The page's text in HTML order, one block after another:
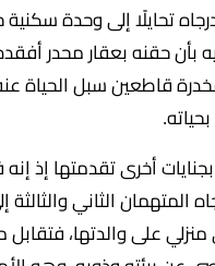
تحايلًا إلى وحدة سكنية
بأن حقنه بعقار محدر
قاطعين سبل الحياة
أخرى تقدمتها إذ
المتهمان الثاني
على والدتها، فتقابل